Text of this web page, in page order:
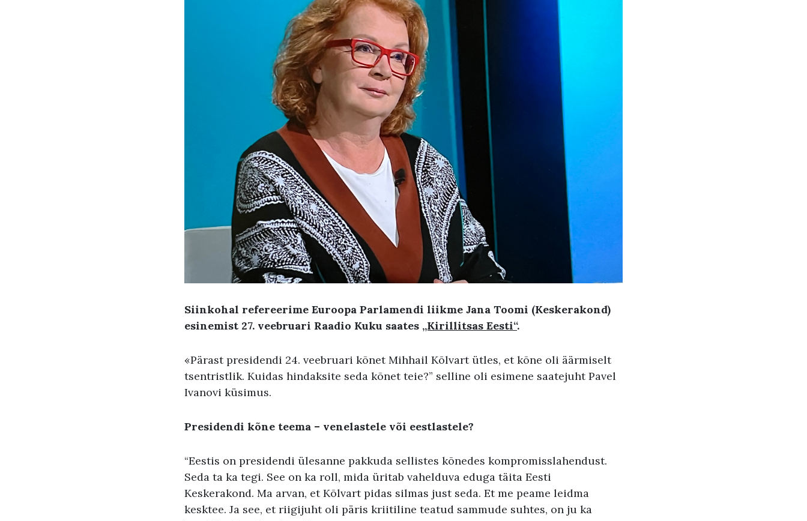
Siinkohal refereerime Euroopa Parlamendi liikme Jana Toomi (Keskerakond)
esinemist 27. veebruari Raadio Kuku saates „Kirillitsas Eesti“.
«Pärast presidendi 24. veebruari kõnet Mihhail Kõlvart ütles, et kõne oli äärmiselt
tsentristlik. Kuidas hindaksite seda kõnet teie?” selline oli esimene saatejuht Pavel
Ivanovi küsimus.
Presidendi kõne teema – venelastele või eestlastele?
“Eestis on presidendi ülesanne pakkuda sellistes kõnedes kompromisslahendust.
Seda ta ka tegi. See on ka roll, mida üritab vahelduva eduga täita Eesti
Keskerakond. Ma arvan, et Kõlvart pidas silmas just seda. Et me peame leidma
kesktee. Ja see, et riigijuht oli päris kriitiline teatud sammude suhtes, on ju ka